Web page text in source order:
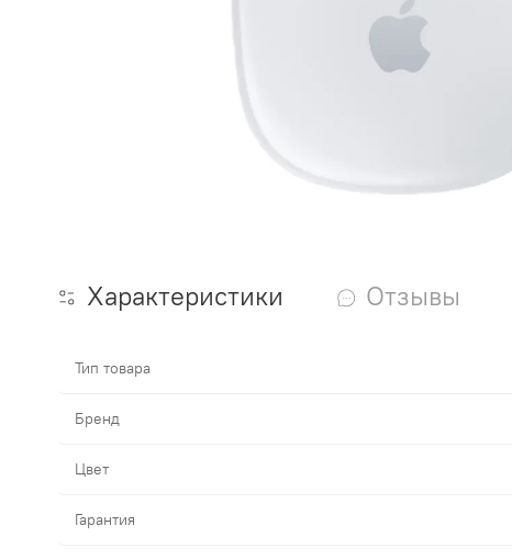
Характеристики Отзывы
Тип товара
Бренд
Цвет
Гарантия